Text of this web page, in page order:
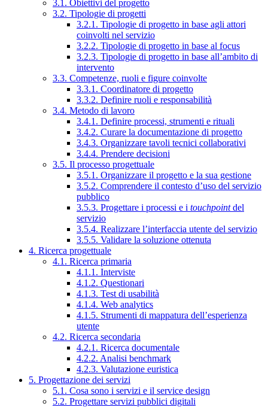
3.1. Obiettivi del progetto
3.2. Tipologie di progetti
3.2.1. Tipologie di progetto in base agli attori
coinvolti nel servizio
3.2.2. Tipologie di progetto in base al focus
3.2.3. Tipologie di progetto in base all’ambito di
intervento
3.3. Competenze, ruoli e figure coinvolte
3.3.1. Coordinatore di progetto
3.3.2. Definire ruoli e responsabilità
3.4. Metodo di lavoro
3.4.1. Definire processi, strumenti e rituali
3.4.2. Curare la documentazione di progetto
3.4.3. Organizzare tavoli tecnici collaborativi
3.4.4. Prendere decisioni
3.5. Il processo progettuale
3.5.1. Organizzare il progetto e la sua gestione
3.5.2. Comprendere il contesto d’uso del servizio
pubblico
3.5.3. Progettare i processi e i touchpointdel
servizio
3.5.4. Realizzare l’interfaccia utente del servizio
3.5.5. Validare la soluzione ottenuta
4. Ricerca progettuale
4.1. Ricerca primaria
4.1.1. Interviste
4.1.2. Questionari
4.1.3. Test di usabilità
4.1.4. Web analytics
4.1.5. Strumenti di mappatura dell’esperienza
utente
4.2. Ricerca secondaria
4.2.1. Ricerca documentale
4.2.2. Analisi benchmark
4.2.3. Valutazione euristica
5. Progettazione dei servizi
5.1. Cosa sono i servizi e il service design
5.2. Progettare servizi pubblici digitali